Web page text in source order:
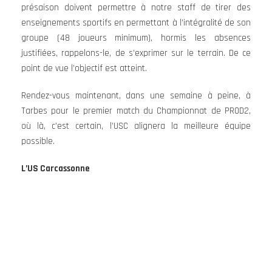
présaison doivent permettre à notre staff de tirer des
enseignements sportifs en permettant à l’intégralité de son
groupe (48 joueurs minimum), hormis les absences
justifiées, rappelons-le, de s’exprimer sur le terrain. De ce
point de vue l’objectif est atteint.
Rendez-vous maintenant, dans une semaine à peine, à
Tarbes pour le premier match du Championnat de PROD2,
où là, c’est certain, l’USC alignera la meilleure équipe
possible.
L’US Carcassonne